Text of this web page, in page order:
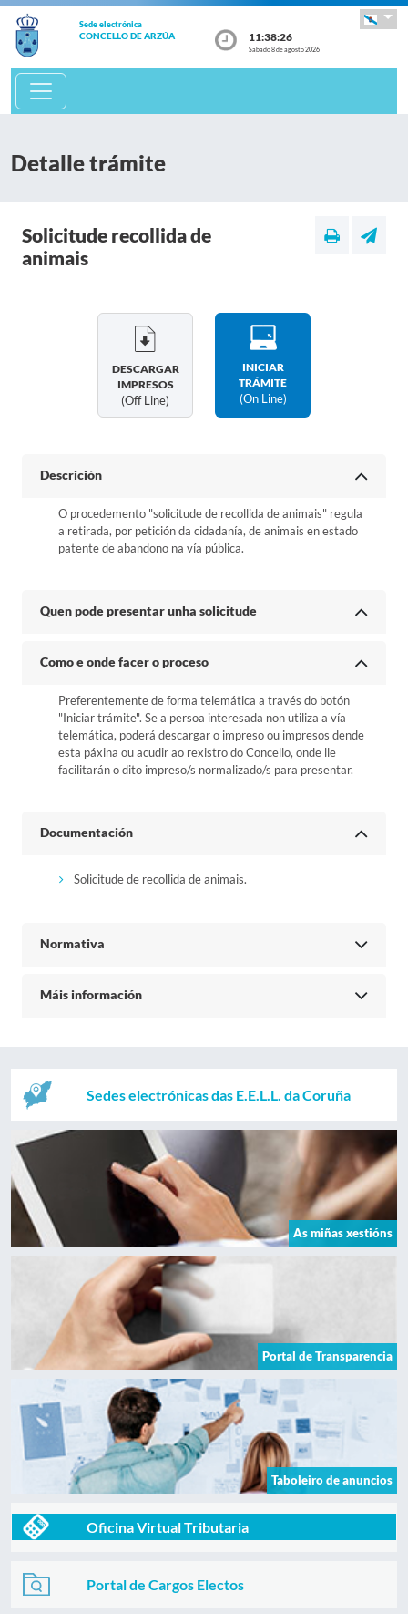
Sede electrónica
CONCELLO DE ARZÚA 11:38:26
Sábado 8 de agosto 2026
Detalle trámite
Solicitude recollida de
animais
DESCARGAR
IMPRESOS
(off Line)
INICIAR
TRÁMITE
(on Line)
Descrición
O procedemento "solicitude de recollida de animais" regula
a retirada, por petición da cidadanía, de animais en estado
patente de abandono na vía pública.
Quen pode presentar unha solicitude
Como e onde facer o proceso
Preferentemente de forma telemática a través do botón
"Iniciar trámite". Se a persoa interesada non utiliza a vía
telemática, poderá descargar o impreso ou impresos dende
esta páxina ou acudir ao rexistro do Concello, onde lle
facilitarán o dito impreso/s normalizado/s para presentar.
Documentación
Solicitude de recollida de animais.
Normativa
Máis información
Sedes electrónicas das E.E.L.L. da Coruña
As miñas xestións
Portal de Transparencia
Taboleiro de anuncios
Oficina Virtual Tributaria
Portal de Cargos Electos